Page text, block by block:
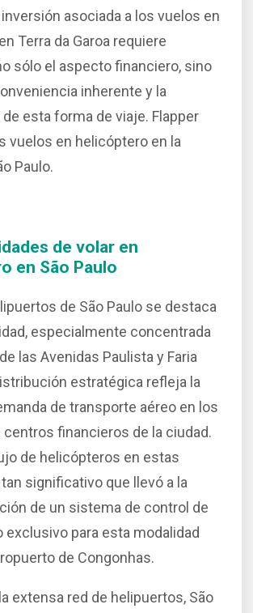
asociada a los vuelos en
Terra da Garoa requiere
sólo el aspecto financiero, sino
inherente y la
esta forma de viaje. Flapper
vuelos en helicóptero en la
Paulo.
de volar en
en São Paulo
de São Paulo se destaca
especialmente concentrada
las Avenidas Paulista y Faria
estratégica refleja la
de transporte aéreo en los
financieros de la ciudad.
de helicópteros en estas
significativo que llevó a la
de un sistema de control de
exclusivo para esta modalidad
de Congonhas.
extensa red de helipuertos, São